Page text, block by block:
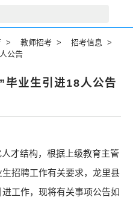
教师招考
招考信息
公告
毕业生引进18人公告
才结构，根据上级教育主管
招聘工作有关要求，龙里县
工作，现将有关事项公告如